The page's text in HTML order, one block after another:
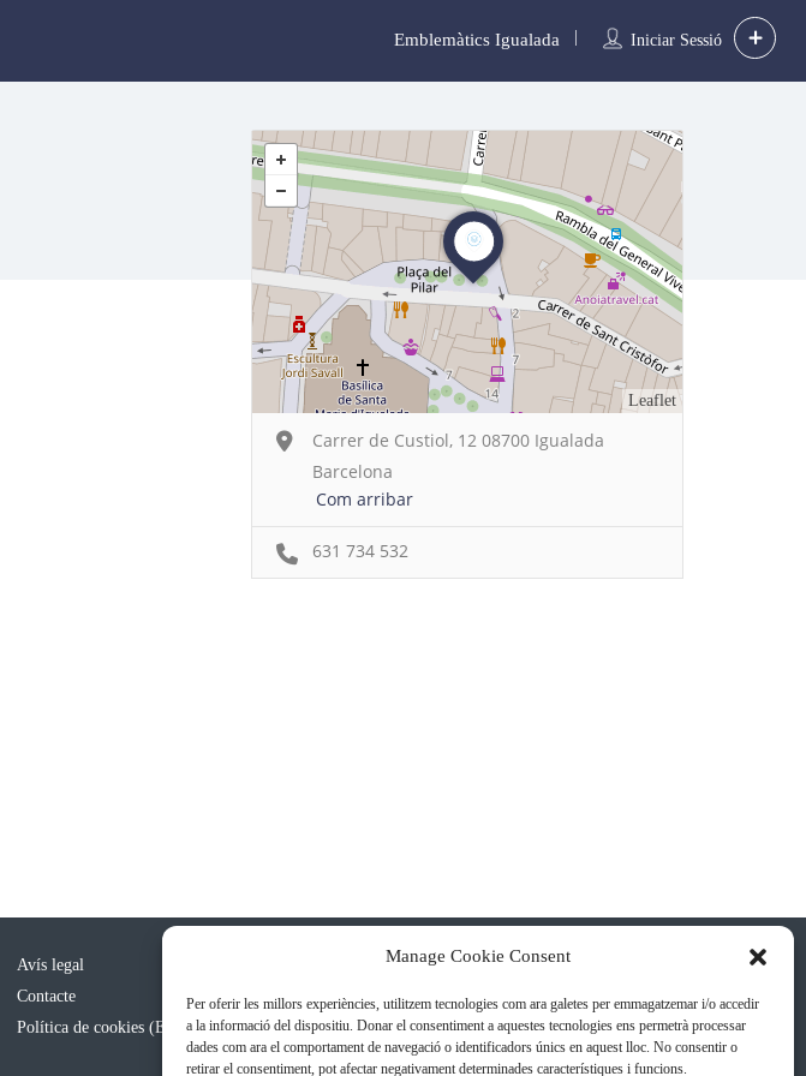
Manage Cookie Consent
Per oferir les millors experiències, utilitzem tecnologies com ara galetes per emmagatzemar i/o accedir
a la informació del dispositiu. Donar el consentiment a aquestes tecnologies ens permetrà processar
dades com ara el comportament de navegació o identificadors únics en aquest lloc. No consentir o
retirar el consentiment, pot afectar negativament determinades característiques i funcions.
Iniciar Sessió
Emblemàtics Igualada
Leaflet
Carrer de Custiol, 12 08700 Igualada
Barcelona
Com arribar
631 734 532
Avís legal
Contacte
Política de cookies (EU)